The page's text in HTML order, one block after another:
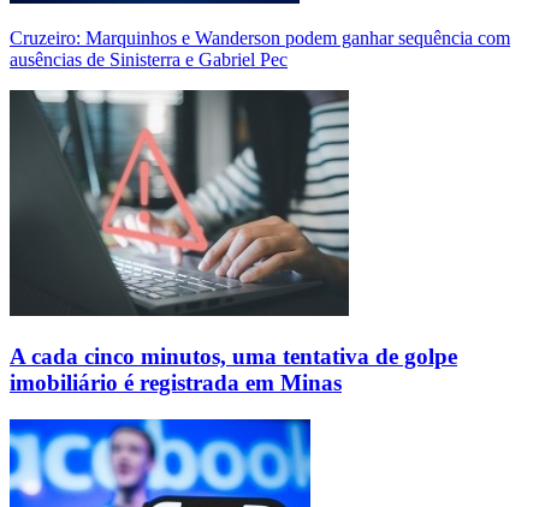
Cruzeiro: Marquinhos e Wanderson podem ganhar sequência com
ausências de Sinisterra e Gabriel Pec
A cada cinco minutos, uma tentativa de golpe
imobiliário é registrada em Minas